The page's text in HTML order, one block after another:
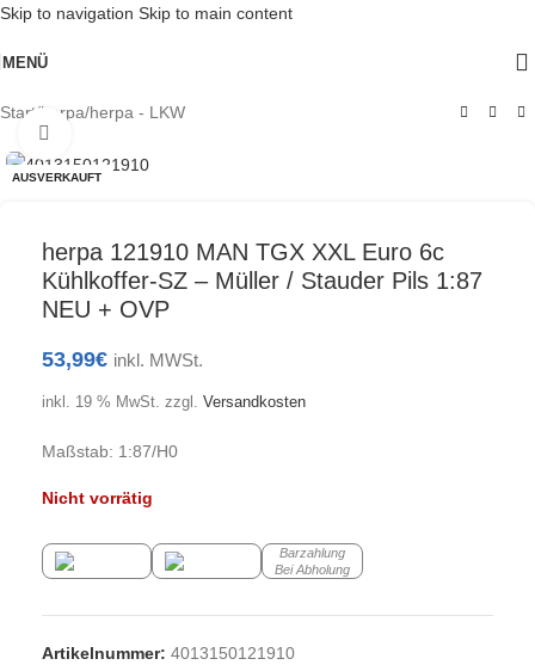
Skip to navigation Skip to main content
MENÜ
Start/herpa/herpa - LKW
AUSVERKAUFT
herpa 121910 MAN TGX XXL Euro 6c
Kühlkoffer-SZ – Müller / Stauder Pils 1:87
NEU + OVP
53,99€ inkl. MWSt.
inkl. 19 % MwSt. zzgl. Versandkosten
Maßstab: 1:87/H0
Nicht vorrätig
Barzahlung
Bei Abholung
Artikelnummer: 4013150121910